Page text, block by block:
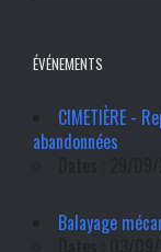
ÉVÉNEMENTS
CIMETIÈRE -
abandonnées
Balayage